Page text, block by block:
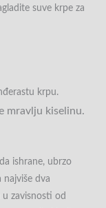
suve krpe za
krpu.
mravlju kiselinu.
ishrane, ubrzo
najviše dva
zavisnosti od